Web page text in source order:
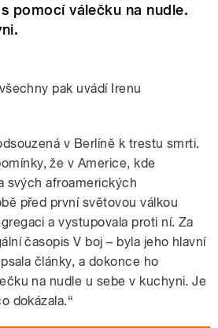
pomocí válečku na nudle.
pak uvádí Irenu
v Berlíně k trestu smrti.
že v Americe, kde
svých afroamerických
před první světovou válkou
a vystupovala proti ní. Za
časopis V boj – byla jeho hlavní
články, a dokonce ho
na nudle u sebe v kuchyni. Je
dokázala.“